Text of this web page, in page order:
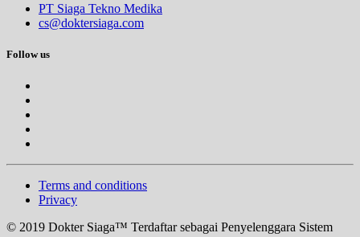
PT Siaga Tekno Medika
cs@doktersiaga.com
Follow us
Terms and conditions
Privacy
© 2019 Dokter Siaga™ Terdaftar sebagai Penyelenggara Sistem